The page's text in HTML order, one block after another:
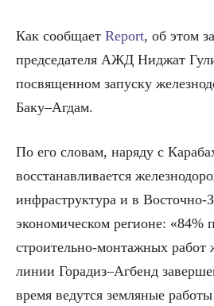
Как сообщает Report, об этом
председателя АЖД Ниджат
посвященном запуску
Баку–Агдам.
По его словам, наряду с
восстанавливается
инфраструктура и в Восточно-
экономическом регионе: «84%
строительно-монтажных работ
линии Горадиз–Агбенд
время ведутся земляные